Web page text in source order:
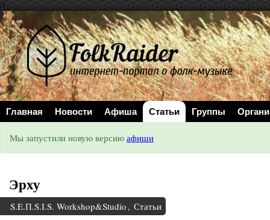
//
Главная Новости Афиша Статьи Группы
Мы запустили новую версию афиши
Эрху
S.E.П.S.I.S. Workshop&Studio , Статьи